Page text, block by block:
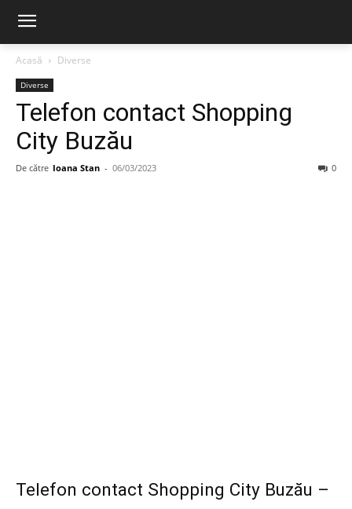
Acasă Diverse
Diverse
Telefon contact Shopping
City Buzău
De către Ioana Stan - 06/03/2023 0
Telefon contact Shopping City Buzău –